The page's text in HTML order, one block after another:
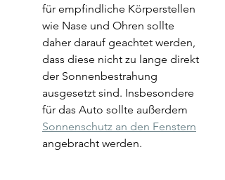
für empfindliche Körperstellen
wie Nase und Ohren sollte
daher darauf geachtet werden,
dass diese nicht zu lange direkt
der Sonnenbestrahung
ausgesetzt sind. Insbesondere
für das Auto sollte außerdem
Sonnenschutz an den Fenstern
angebracht werden.